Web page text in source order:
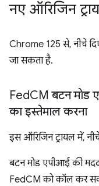
नए ऑरिजिन
Chrome 125 से, नीचे
जा सकता है.
FedCM बटन मोड
का इस्तेमाल करना
इस ऑरिजिन ट्रायल में,
बटन मोड एपीआई की
FedCM को कॉल कर